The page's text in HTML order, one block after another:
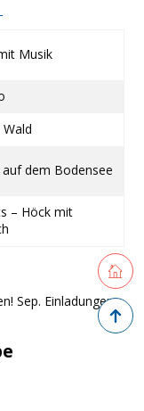
Musik
dem Bodensee
– Höck mit
Sep. EinladungenZurück